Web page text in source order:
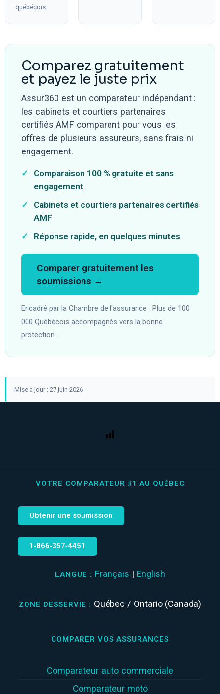
québécois.
Comparez gratuitement
et payez le juste prix
Assur360 est un comparateur indépendant :
les cabinets et courtiers partenaires
certifiés AMF comparent pour vous les
offres de plusieurs assureurs, sans frais ni
engagement.
✓
Comparaison 100 % gratuite et sans
engagement
✓
Cabinets et courtiers partenaires certifiés
AMF
✓
Réponse rapide, en quelques minutes
Comparer gratuitement les
soumissions →
Encadré par la Chambre de l'assurance · Plus de 100
000 Québécois accompagnés vers la bonne
protection.
Mise a jour : 27 juin 2026
VOTRE COMPARATEUR ♯1 AU QUÉBEC
Obtenir une soumission
1‑866‑357‑4451
LANGUE : Français | English
ZONE DESSERVIE : Québec / Ontario (Canada)
COMPARER VOS ASSURANCES
Comparateur auto commerciale
Comparateur moto